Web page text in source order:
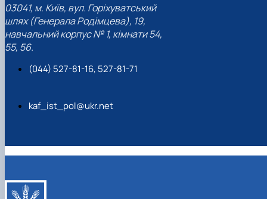
03041, м. Київ, вул. Горіхуватський
шлях (Генерала Родімцева), 19,
навчальний корпус № 1, кімнати 54,
55, 56.
(044) 527-81-16, 527-81-71
kaf_ist_pol@ukr.net